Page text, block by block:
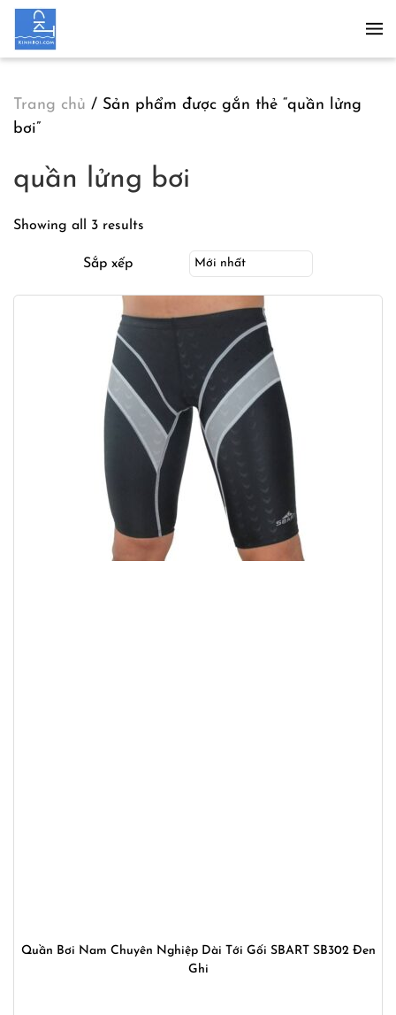
Skip to main content
Trang chủ / Sản phẩm được gắn thẻ “quần lửng
bơi”
quần lửng bơi
Showing all 3 results
Sắp xếp
Quần Bơi Nam Chuyên Nghiệp Dài Tới Gối SBART SB302 Đen
Ghi